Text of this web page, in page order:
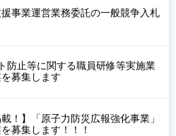
事業運営業務委託の一般競争入札
防止等に関する職員研修等実施業
募集します
！】「原子力防災広報強化事業」
募集します！！！